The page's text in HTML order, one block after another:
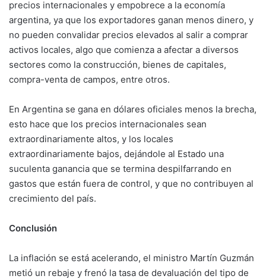
precios internacionales y empobrece a la economía
argentina, ya que los exportadores ganan menos dinero, y
no pueden convalidar precios elevados al salir a comprar
activos locales, algo que comienza a afectar a diversos
sectores como la construcción, bienes de capitales,
compra-venta de campos, entre otros.
En Argentina se gana en dólares oficiales menos la brecha,
esto hace que los precios internacionales sean
extraordinariamente altos, y los locales
extraordinariamente bajos, dejándole al Estado una
suculenta ganancia que se termina despilfarrando en
gastos que están fuera de control, y que no contribuyen al
crecimiento del país.
Conclusión
La inflación se está acelerando, el ministro Martín Guzmán
metió un rebaje y frenó la tasa de devaluación del tipo de